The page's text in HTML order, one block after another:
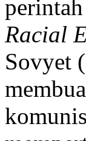
Racial
Sovyet